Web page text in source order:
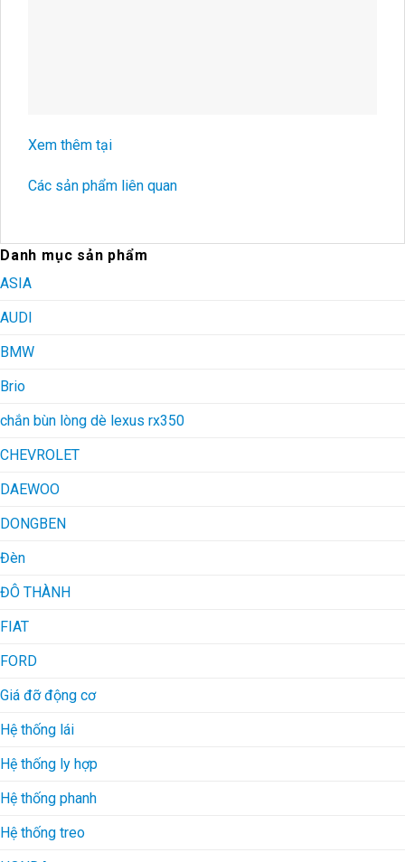
Xem thêm tại
Các sản phẩm liên quan
Danh mục sản phẩm
ASIA
AUDI
BMW
Brio
chắn bùn lòng dè lexus rx350
CHEVROLET
DAEWOO
DONGBEN
Đèn
ĐÔ THÀNH
FIAT
FORD
Giá đỡ động cơ
Hệ thống lái
Hệ thống ly hợp
Hệ thống phanh
Hệ thống treo